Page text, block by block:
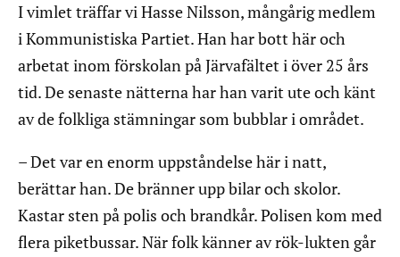
I vimlet träffar vi Hasse Nilsson, mångårig medlem
i Kommunistiska Partiet. Han har bott här och
arbetat inom förskolan på Järvafältet i över 25 års
tid. De senaste nätterna har han varit ute och känt
av de folkliga stämningar som bubblar i området.
– Det var en enorm uppståndelse här i natt,
berättar han. De bränner upp bilar och skolor.
Kastar sten på polis och brandkår. Polisen kom med
flera piketbussar. När folk känner av rök-lukten går